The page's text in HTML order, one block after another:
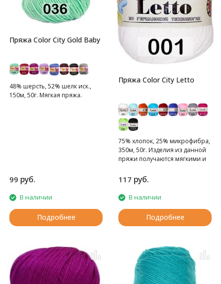
Пряжа Color City Gold Baby
48% шерсть, 52% шелк иск.,
150м, 50г. Мягкая пряжа.
99 руб.
В наличии
Подробнее
Пряжа Color City Letto
75% хлопок, 25% микрофибра,
350м, 50г. Изделия из данной
пряжи получаются мягкими и
117 руб.
В наличии
Подробнее